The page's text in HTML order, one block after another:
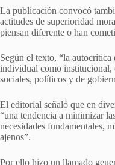
La publicación convocó
actitudes de superioridad
piensan diferente o han
Según el texto, “la autocrítica
individual como institucional,
sociales, políticos y de
El editorial señaló que en
“una tendencia a minimizar
necesidades fundamentales,
ajenos”.
Por ello hizo un llamado